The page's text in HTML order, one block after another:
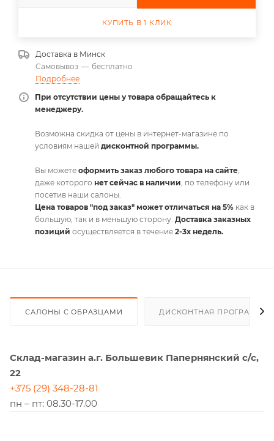
КУПИТЬ В 1 КЛИК
Доставка в Минск
Самовывоз — бесплатно
Подробнее
При отсутствии цены у товара обращайтесь к
менеджеру.
Возможна скидка от цены в интернет-магазине по
условиям нашей дисконтной программы.
Вы можете оформить заказ любого товара на сайте,
даже которого нет сейчас в наличии, по телефону или
посетив наши салоны.
Цена товаров "под заказ" может отличаться на 5% как в
большую, так и в меньшую сторону. Доставка заказных
позиций осуществляется в течение 2-3х недель.
САЛОНЫ С ОБРАЗЦАМИ ДИСКОНТНАЯ ПРОГРАММА
Склад-магазин а.г. Большевик Папернянский с/с,
22
+375 (29) 348-28-81
пн – пт: 08.30-17.00